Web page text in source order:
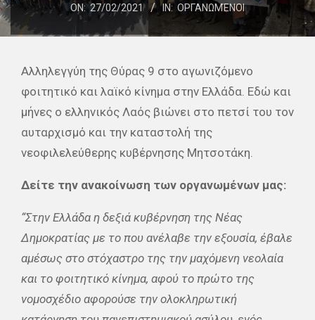
ON: 27/02/2021 IN: ΟΡΓΑΝΩΜΈΝΟΙ
Αλληλεγγύη της Θύρας 9 στο αγωνιζόμενο
φοιτητικό και λαϊκό κίνημα στην Ελλάδα. Εδώ και
μήνες ο ελληνικός Λαός βιώνει στο πετσί του τον
αυταρχισμό και την καταστολή της
νεοφιλελεύθερης κυβέρνησης Μητσοτάκη.
Δείτε την ανακοίνωση των οργανωμένων μας:
“Στην Ελλάδα η δεξιά κυβέρνηση της Νέας
Δημοκρατίας με το που ανέλαβε την εξουσία, έβαλε
αμέσως στο στόχαστρο της την μαχόμενη νεολαία
και το φοιτητικό κίνημα, αφού το πρώτο της
νομοσχέδιο αφορούσε την ολοκληρωτική